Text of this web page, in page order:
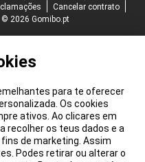
Cancelar contrato
© 2026 Gomibo.pt
para te oferecer
Os cookies
ativos. Ao clicares em
recolher os teus dados e a
de marketing. Assim
Podes retirar ou alterar o